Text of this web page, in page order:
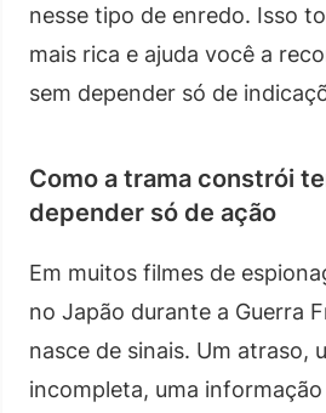
nesse tipo de enredo. Isso
mais rica e ajuda você a
sem depender só de
Como a trama constrói
depender só de ação
Em muitos filmes de
no Japão durante a Guerra
nasce de sinais. Um atraso,
incompleta, uma